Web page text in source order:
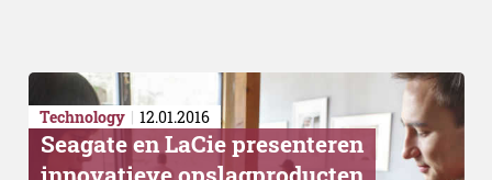
Technology 12.01.2016
Seagate en LaCie presenteren